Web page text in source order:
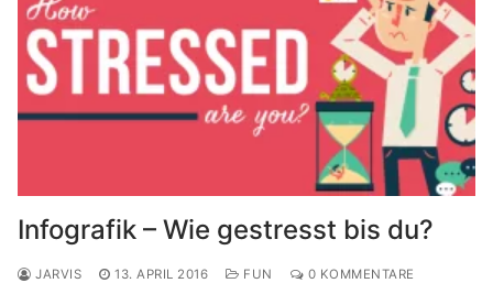
Infografik – Wie gestresst bis du?
JARVIS 13. APRIL 2016 FUN 0 KOMMENTARE